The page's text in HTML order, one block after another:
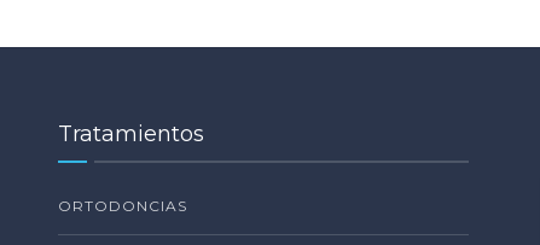
Tratamientos
ORTODONCIAS